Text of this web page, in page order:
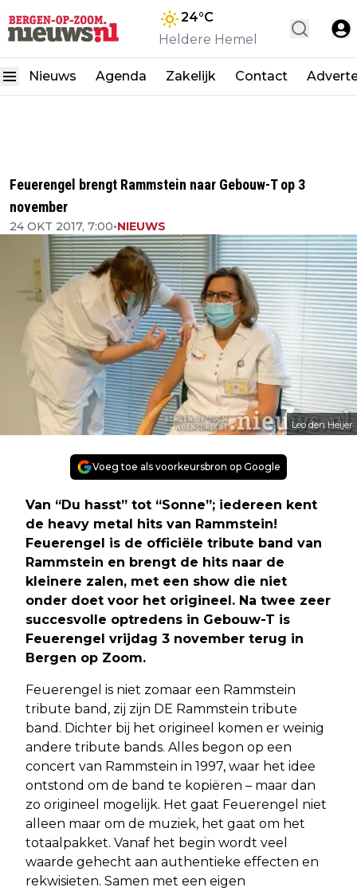
24°C
Heldere Hemel
Nieuws Agenda Zakelijk Contact
Feuerengel brengt Rammstein naar Gebouw-T op 3
november
24 OKT 2017, 7:00•NIEUWS
Leo den Heijer
Voeg toe als voorkeursbron op Google
Van “Du hasst” tot “Sonne”; iedereen kent
de heavy metal hits van Rammstein!
Feuerengel is de officiële tribute band van
Rammstein en brengt de hits naar de
kleinere zalen, met een show die niet
onder doet voor het origineel. Na twee zeer
succesvolle optredens in Gebouw-T is
Feuerengel vrijdag 3 november terug in
Bergen op Zoom.
Feuerengel is niet zomaar een Rammstein
tribute band, zij zijn DE Rammstein tribute
band. Dichter bij het origineel komen er weinig
andere tribute bands. Alles begon op een
concert van Rammstein in 1997, waar het idee
ontstond om de band te kopiëren – maar dan
zo origineel mogelijk. Het gaat Feuerengel niet
alleen maar om de muziek, het gaat om het
totaalpakket. Vanaf het begin wordt veel
waarde gehecht aan authentieke effecten en
rekwisieten. Samen met een eigen